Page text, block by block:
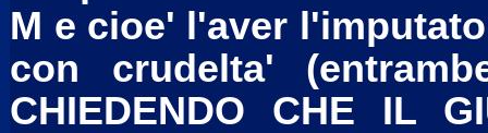
M e cioe' l'aver
con crudelta'
CHIEDENDO CHE IL